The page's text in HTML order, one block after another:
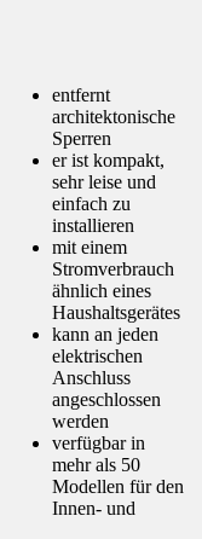
entfernt
architektonische
Sperren
er ist kompakt,
sehr leise und
einfach zu
installieren
mit einem
Stromverbrauch
ähnlich eines
Haushaltsgerätes
kann an jeden
elektrischen
Anschluss
angeschlossen
werden
verfügbar in
mehr als 50
Modellen für den
Innen- und